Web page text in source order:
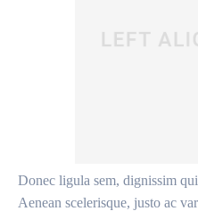
Donec ligula sem, dignissim
Aenean scelerisque, justo ac